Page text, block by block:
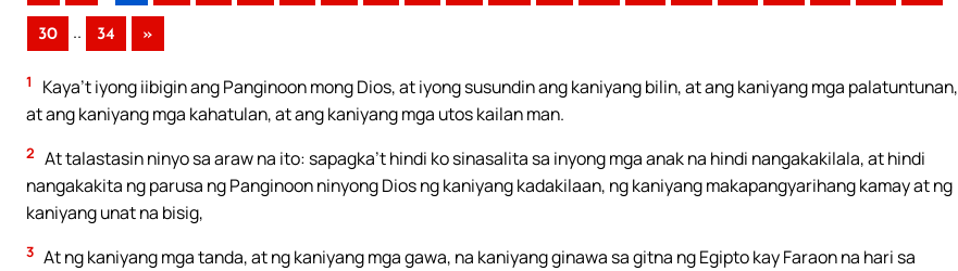
30 .. 34 »
1
Kaya’t iyong iibigin ang Panginoon mong Dios, at iyong susundin ang kaniyang bilin, at ang kaniyang mga palatuntunan,
at ang kaniyang mga kahatulan, at ang kaniyang mga utos kailan man.
2 At talastasin ninyo sa araw na ito: sapagka’t hindi ko sinasalita sa inyong mga anak na hindi nangakakilala, at hindi
nangakakita ng parusa ng Panginoon ninyong Dios ng kaniyang kadakilaan, ng kaniyang makapangyarihang kamay at ng
kaniyang unat na bisig,
3 At ng kaniyang mga tanda, at ng kaniyang mga gawa, na kaniyang ginawa sa gitna ng Egipto kay Faraon na hari sa